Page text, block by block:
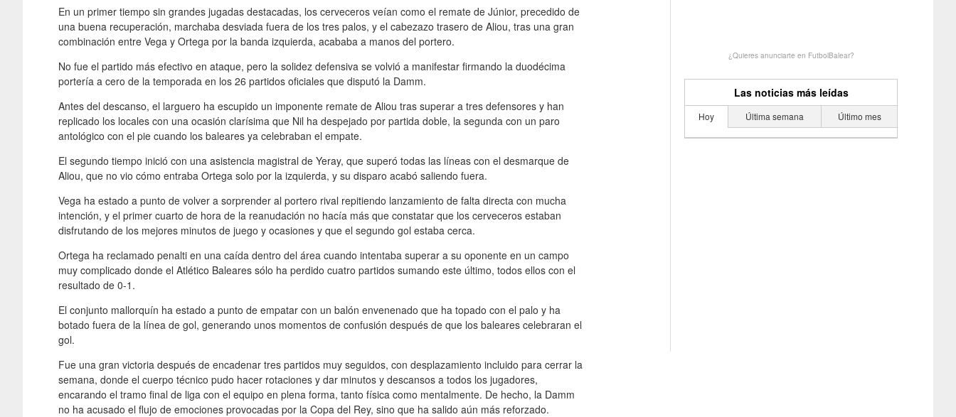
En un primer tiempo sin grandes jugadas destacadas, los cerveceros veían como el remate de Júnior, precedido de
una buena recuperación, marchaba desviada fuera de los tres palos, y el cabezazo trasero de Aliou, tras una gran
combinación entre Vega y Ortega por la banda izquierda, acababa a manos del portero.
No fue el partido más efectivo en ataque, pero la solidez defensiva se volvió a manifestar firmando la duodécima
portería a cero de la temporada en los 26 partidos oficiales que disputó la Damm.
Antes del descanso, el larguero ha escupido un imponente remate de Aliou tras superar a tres defensores y han
replicado los locales con una ocasión clarísima que Nil ha despejado por partida doble, la segunda con un paro
antológico con el pie cuando los baleares ya celebraban el empate.
El segundo tiempo inició con una asistencia magistral de Yeray, que superó todas las líneas con el desmarque de
Aliou, que no vio cómo entraba Ortega solo por la izquierda, y su disparo acabó saliendo fuera.
Vega ha estado a punto de volver a sorprender al portero rival repitiendo lanzamiento de falta directa con mucha
intención, y el primer cuarto de hora de la reanudación no hacía más que constatar que los cerveceros estaban
disfrutando de los mejores minutos de juego y ocasiones y que el segundo gol estaba cerca.
Ortega ha reclamado penalti en una caída dentro del área cuando intentaba superar a su oponente en un campo
muy complicado donde el Atlético Baleares sólo ha perdido cuatro partidos sumando este último, todos ellos con el
resultado de 0-1.
El conjunto mallorquín ha estado a punto de empatar con un balón envenenado que ha topado con el palo y ha
botado fuera de la línea de gol, generando unos momentos de confusión después de que los baleares celebraran el
gol.
Fue una gran victoria después de encadenar tres partidos muy seguidos, con desplazamiento incluido para cerrar la
semana, donde el cuerpo técnico pudo hacer rotaciones y dar minutos y descansos a todos los jugadores,
encarando el tramo final de liga con el equipo en plena forma, tanto física como mentalmente. De hecho, la Damm
no ha acusado el flujo de emociones provocadas por la Copa del Rey, sino que ha salido aún más reforzado.
¿Quieres anunciarte en FutbolBalear?
Las noticias más leídas
Hoy Última semana Último mes